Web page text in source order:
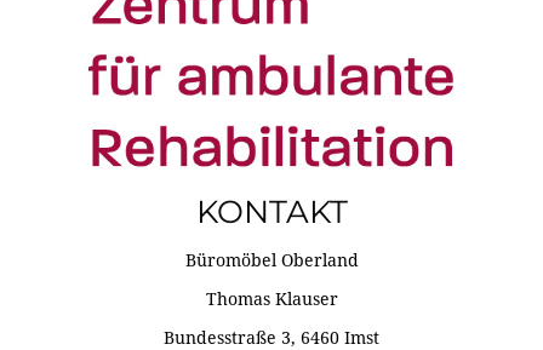
KONTAKT
Büromöbel Oberland
Thomas Klauser
Bundesstraße 3, 6460 Imst